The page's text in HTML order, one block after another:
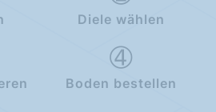
Diele wählen
Boden bestellen